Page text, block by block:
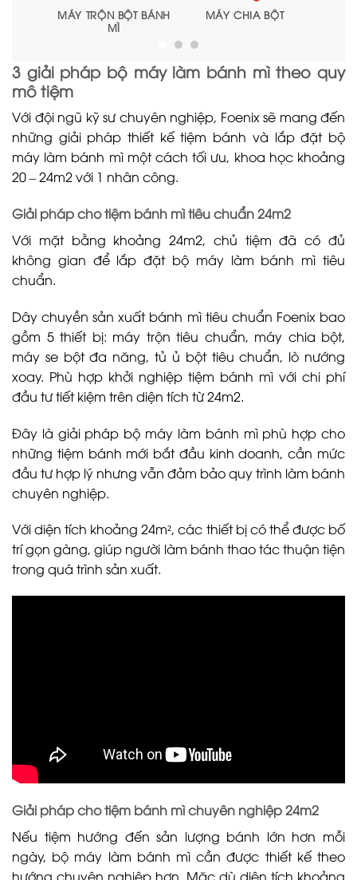
MÁY SE BỘT TỦ Ủ BỘT
3 giải pháp bộ máy làm bánh mì theo quy
mô tiệm
Với đội ngũ kỹ sư chuyên nghiệp, Foenix sẽ mang đến
những giải pháp thiết kế tiệm bánh và lắp đặt bộ
máy làm bánh mì một cách tối ưu, khoa học khoảng
20 – 24m2 với 1 nhân công.
Giải pháp cho tiệm bánh mì tiêu chuẩn 24m2
Với mặt bằng khoảng 24m2, chủ tiệm đã có đủ
không gian để lắp đặt bộ máy làm bánh mì tiêu
chuẩn.
Dây chuyền sản xuất bánh mì tiêu chuẩn Foenix bao
gồm 5 thiết bị: máy trộn tiêu chuẩn, máy chia bột,
máy se bột đa năng, tủ ủ bột tiêu chuẩn, lò nướng
xoay. Phù hợp khởi nghiệp tiệm bánh mì với chi phí
đầu tư tiết kiệm trên diện tích từ 24m2.
Đây là giải pháp bộ máy làm bánh mì phù hợp cho
những tiệm bánh mới bắt đầu kinh doanh, cần mức
đầu tư hợp lý nhưng vẫn đảm bảo quy trình làm bánh
chuyên nghiệp.
Với diện tích khoảng 24m², các thiết bị có thể được bố
trí gọn gàng, giúp người làm bánh thao tác thuận tiện
trong quá trình sản xuất.
Giải pháp cho tiệm bánh mì chuyên nghiệp 24m2
Nếu tiệm hướng đến sản lượng bánh lớn hơn mỗi
ngày, bộ máy làm bánh mì cần được thiết kế theo
hướng chuyên nghiệp hơn. Mặc dù diện tích khoảng